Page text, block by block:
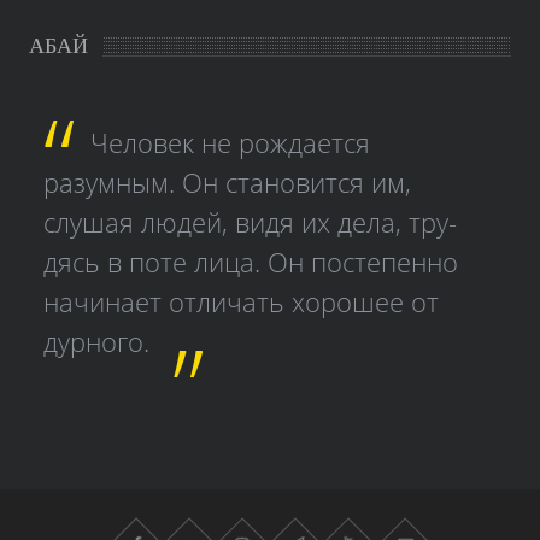
АБАЙ
Человек не рождается
разумным. Он становится им,
слушая людей, видя их дела, тру­
дясь в поте лица. Он постепенно
начинает отличать хорошее от
дурного.